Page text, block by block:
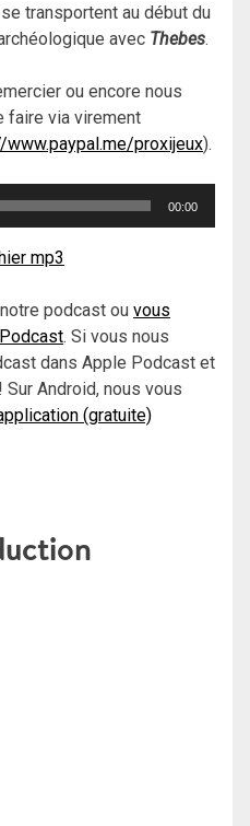
se transportent au début du
avec Thebes.
ou encore nous
faire via virement
www.paypal.me/proxijeux).
00:00
mp3
podcast ou vous
. Si vous nous
dans Apple Podcast et
Android, nous vous
(gratuite)